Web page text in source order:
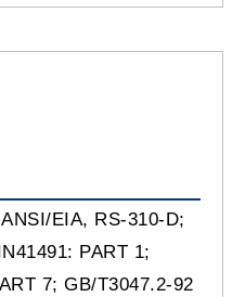
EIA, RS-310-D;
PART 1;
7; GB/T3047.2-92